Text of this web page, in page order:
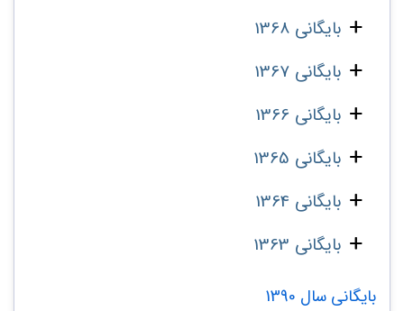
بایگانی 1368
بایگانی 1367
بایگانی 1366
بایگانی 1365
بایگانی 1364
بایگانی 1363
بایگانی سال 1390